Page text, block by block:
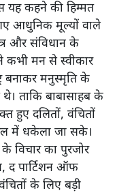
यह कहने की हिम्मत
आधुनिक मूल्यों वाले
और संविधान के
कभी मन से स्वीकार
बनाकर मनुस्मृति के
ताकि बाबासाहब के
हुए दलितों, वंचितों
में धकेला जा सके।
के विचार का पुरजोर
द पार्टिशन ऑफ
वंचितों के लिए बड़ी